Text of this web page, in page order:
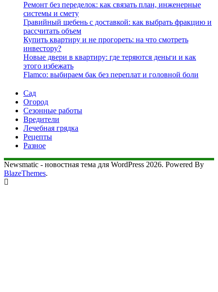
Ремонт без переделок: как связать план, инженерные
системы и смету
Гравийный щебень с доставкой: как выбрать фракцию и
рассчитать объем
Купить квартиру и не прогореть: на что смотреть
инвестору?
Новые двери в квартиру: где теряются деньги и как
этого избежать
Flamco: выбираем бак без переплат и головной боли
Сад
Огород
Сезонные работы
Вредители
Лечебная грядка
Рецепты
Разное
Newsmatic - новостная тема для WordPress 2026. Powered By
BlazeThemes.